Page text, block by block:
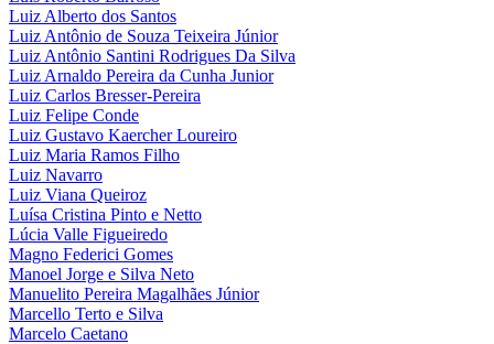
Luiz Alberto dos Santos
Luiz Antônio de Souza Teixeira Júnior
Luiz Antônio Santini Rodrigues Da Silva
Luiz Arnaldo Pereira da Cunha Junior
Luiz Carlos Bresser-Pereira
Luiz Felipe Conde
Luiz Gustavo Kaercher Loureiro
Luiz Maria Ramos Filho
Luiz Navarro
Luiz Viana Queiroz
Luísa Cristina Pinto e Netto
Lúcia Valle Figueiredo
Magno Federici Gomes
Manoel Jorge e Silva Neto
Manuelito Pereira Magalhães Júnior
Marcello Terto e Silva
Marcelo Caetano